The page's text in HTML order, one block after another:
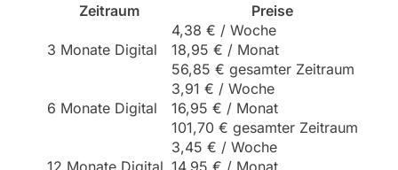
Zeitraum Preise
3 Monate Digital
4,38 € / Woche
18,95 € / Monat
56,85 € gesamter Zeitraum
6 Monate Digital
3,91 € / Woche
16,95 € / Monat
101,70 € gesamter Zeitraum
12 Monate Digital
3,45 € / Woche
14,95 € / Monat